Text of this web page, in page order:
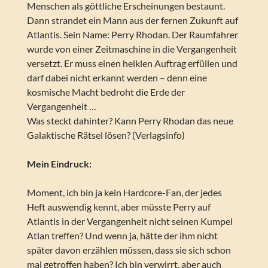
Menschen als göttliche Erscheinungen bestaunt.
Dann strandet ein Mann aus der fernen Zukunft auf
Atlantis. Sein Name: Perry Rhodan. Der Raumfahrer
wurde von einer Zeitmaschine in die Vergangenheit
versetzt. Er muss einen heiklen Auftrag erfüllen und
darf dabei nicht erkannt werden – denn eine
kosmische Macht bedroht die Erde der
Vergangenheit …
Was steckt dahinter? Kann Perry Rhodan das neue
Galaktische Rätsel lösen? (Verlagsinfo)
Mein Eindruck:
Moment, ich bin ja kein Hardcore-Fan, der jedes
Heft auswendig kennt, aber müsste Perry auf
Atlantis in der Vergangenheit nicht seinen Kumpel
Atlan treffen? Und wenn ja, hätte der ihm nicht
später davon erzählen müssen, dass sie sich schon
mal getroffen haben? Ich bin verwirrt, aber auch